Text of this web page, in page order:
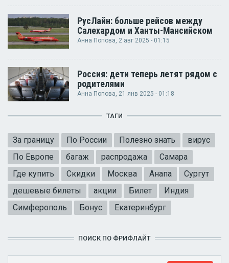
РусЛайн: больше рейсов между
Салехардом и Ханты-Мансийском
Анна Попова, 2 авг 2025 - 01:15
Россия: дети теперь летят рядом с
родителями
Анна Попова , 21 янв 2025 - 01:18
ТАГИ
За границу По России Полезно знать
вирус
По Европе
багаж распродажа
Самара
Где купить
Скидки Москва Анапа
Сургут
дешевые билеты
акции Билет
Индия
Симферополь
Бонус Екатеринбург
ПОИСК ПО ФРИФЛАЙТ